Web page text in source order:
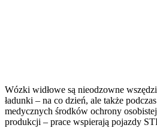
Wózki widłowe są nieodzowne
ładunki – na co dzień, ale także
medycznych środków ochrony
produkcji – prace wspierają pojazdy